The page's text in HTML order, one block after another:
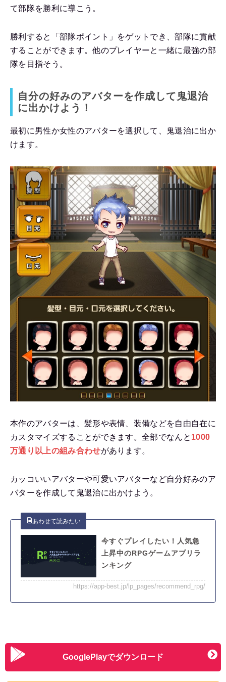
て部隊を勝利に導こう。
勝利すると「部隊ポイント」をゲットでき、部隊に貢献
することができます。他のプレイヤーと一緒に最強の部
隊を目指そう。
自分の好みのアバターを作成して鬼退治
に出かけよう！
最初に男性か女性のアバターを選択して、鬼退治に出か
けます。
本作のアバターは、髪形や表情、装備などを自由自在に
カスタマイズすることができます。全部でなんと 1000
万通り以上の組み合わせがあります。
カッコいいアバターや可愛いアバターなど自分好みのア
バターを作成して鬼退治に出かけよう。
今すぐプレイしたい！人気急
上昇中のRPGゲームアプリラ
ンキング
https://app-best.jp/lp_pages/recommend_rpg/
GooglePlayでダウンロード